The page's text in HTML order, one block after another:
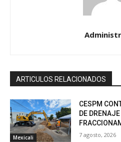
ARTICULOS RELACIONADOS
Mexicali
CESPM
DE
7 agosto, 2026